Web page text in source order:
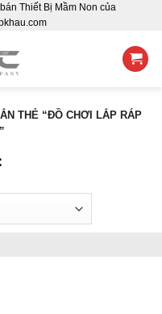
Thiết Bị Mầm Non của
THẺ “ĐỒ CHƠI LẮP RÁP